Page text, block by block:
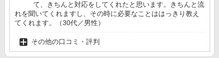
て、きちんと対応をしてくれたと思います。きちんと流
れを聞いてくれますし、その時に必要なことははっきり教え
てくれます。（30代／男性）
その他の口コミ・評判